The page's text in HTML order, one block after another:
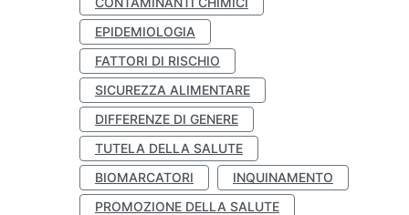
EPIDEMIOLOGIA
FATTORI DI RISCHIO
SICUREZZA ALIMENTARE
DIFFERENZE DI GENERE
TUTELA DELLA SALUTE
BIOMARCATORI
INQUINAMENTO
PROMOZIONE DELLA SALUTE